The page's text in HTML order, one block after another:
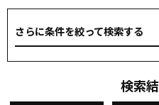
さらに条件を絞って検索する
検索